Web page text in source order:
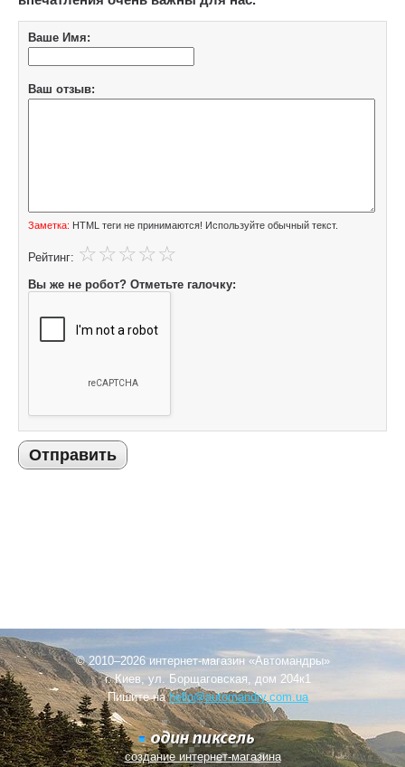
Ваше Имя:
Ваш отзыв:
Заметка: HTML теги не принимаются! Используйте обычный текст.
Рейтинг:
Вы же не робот? Отметьте галочку:
Отправить
© 2010–2026 интернет-магазин «Автомандры»
г. Киев, ул. Борщаговская, дом 204к1
Пишите наhello@automandry.com.ua
создание интернет-магазина